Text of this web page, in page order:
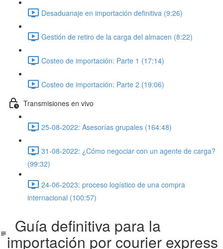
Desaduanaje en importación definitiva (9:26)
Gestión de retiro de la carga del almacen (8:22)
Costeo de importación: Parte 1 (17:14)
Costeo de importación: Parte 2 (19:06)
Transmisiones en vivo
25-08-2022: Asesorías grupales (164:48)
31-08-2022: ¿Cómo negociar con un agente de carga?
(99:32)
24-06-2023: proceso logístico de una compra
internacional (100:57)
Guía definitiva para la
importación por courier express